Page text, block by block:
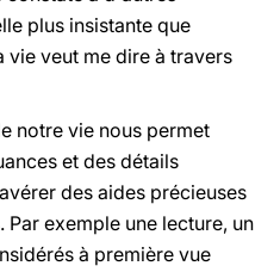
plus insistante que
vie veut me dire à travers
notre vie nous permet
et des détails
des aides précieuses
exemple une lecture, un
à première vue